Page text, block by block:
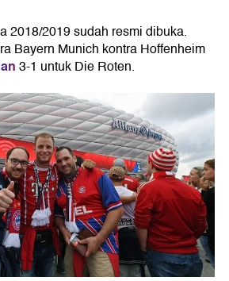
2018/2019 sudah resmi dibuka.
Bayern Munich kontra Hoffenheim
3-1 untuk Die Roten.